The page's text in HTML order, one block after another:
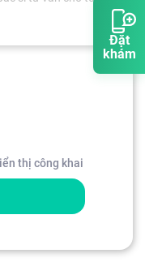
Đặt
khám
thị công khai